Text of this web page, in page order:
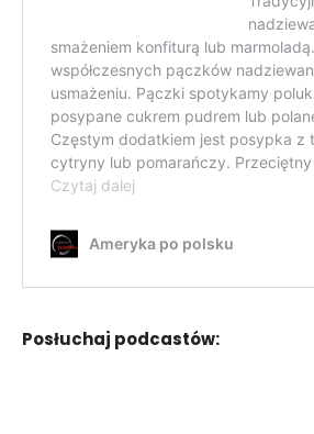
Posłuchaj podcastów: